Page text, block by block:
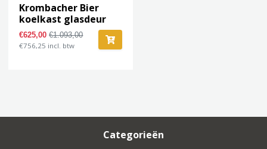
Krombacher Bier
koelkast glasdeur
koeling 358L
€625,00€1.093,00
€756,25 incl. btw
Categorieën